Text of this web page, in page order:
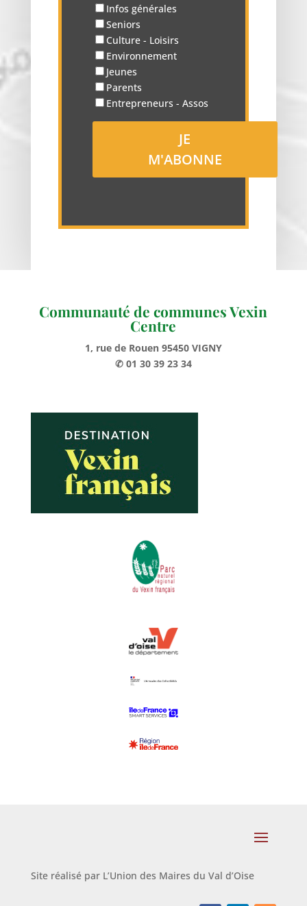
Infos générales
Seniors
Culture - Loisirs
Environnement
Jeunes
Parents
Entrepreneurs - Assos
Communauté de communes Vexin
Centre
1, rue de Rouen 95450 VIGNY
✆ 01 30 39 23 34
Site réalisé par L’Union des Maires du Val d’Oise